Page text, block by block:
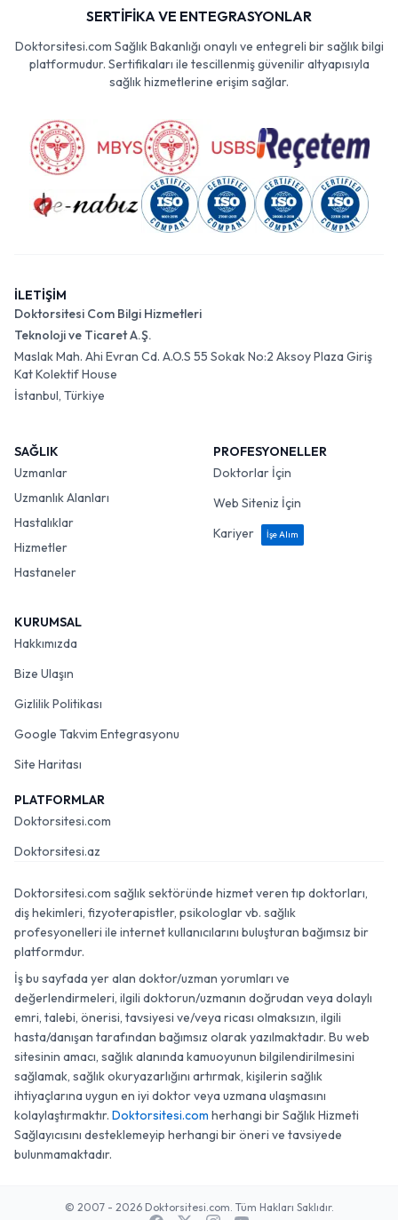
SERTİFİKA VE ENTEGRASYONLAR
Doktorsitesi.com Sağlık Bakanlığı onaylı ve entegreli bir sağlık bilgi
platformudur. Sertifikaları ile tescillenmiş güvenilir altyapısıyla
sağlık hizmetlerine erişim sağlar.
İLETİŞİM
Doktorsitesi Com Bilgi Hizmetleri
Teknoloji ve Ticaret A.Ş.
Maslak Mah. Ahi Evran Cd. A.O.S 55 Sokak No:2 Aksoy Plaza Giriş
Kat Kolektif House
İstanbul, Türkiye
SAĞLIK
Uzmanlar
Uzmanlık Alanları
Hastalıklar
Hizmetler
Hastaneler
PROFESYONELLER
Doktorlar İçin
Web Siteniz İçin
Kariyer
İşe Alım
KURUMSAL
Hakkımızda
Bize Ulaşın
Gizlilik Politikası
Google Takvim Entegrasyonu
Site Haritası
PLATFORMLAR
Doktorsitesi.com
Doktorsitesi.az
Doktorsitesi.com sağlık sektöründe hizmet veren tıp doktorları,
diş hekimleri, fizyoterapistler, psikologlar vb. sağlık
profesyonelleri ile internet kullanıcılarını buluşturan bağımsız bir
platformdur.
İş bu sayfada yer alan doktor/uzman yorumları ve
değerlendirmeleri, ilgili doktorun/uzmanın doğrudan veya dolaylı
emri, talebi, önerisi, tavsiyesi ve/veya ricası olmaksızın, ilgili
hasta/danışan tarafından bağımsız olarak yazılmaktadır. Bu web
sitesinin amacı, sağlık alanında kamuoyunun bilgilendirilmesini
sağlamak, sağlık okuryazarlığını artırmak, kişilerin sağlık
ihtiyaçlarına uygun en iyi doktor veya uzmana ulaşmasını
kolaylaştırmaktır. Doktorsitesi.com herhangi bir Sağlık Hizmeti
Sağlayıcısını desteklemeyip herhangi bir öneri ve tavsiyede
bulunmamaktadır.
© 2007 - 2026 Doktorsitesi.com. Tüm Hakları Saklıdır.